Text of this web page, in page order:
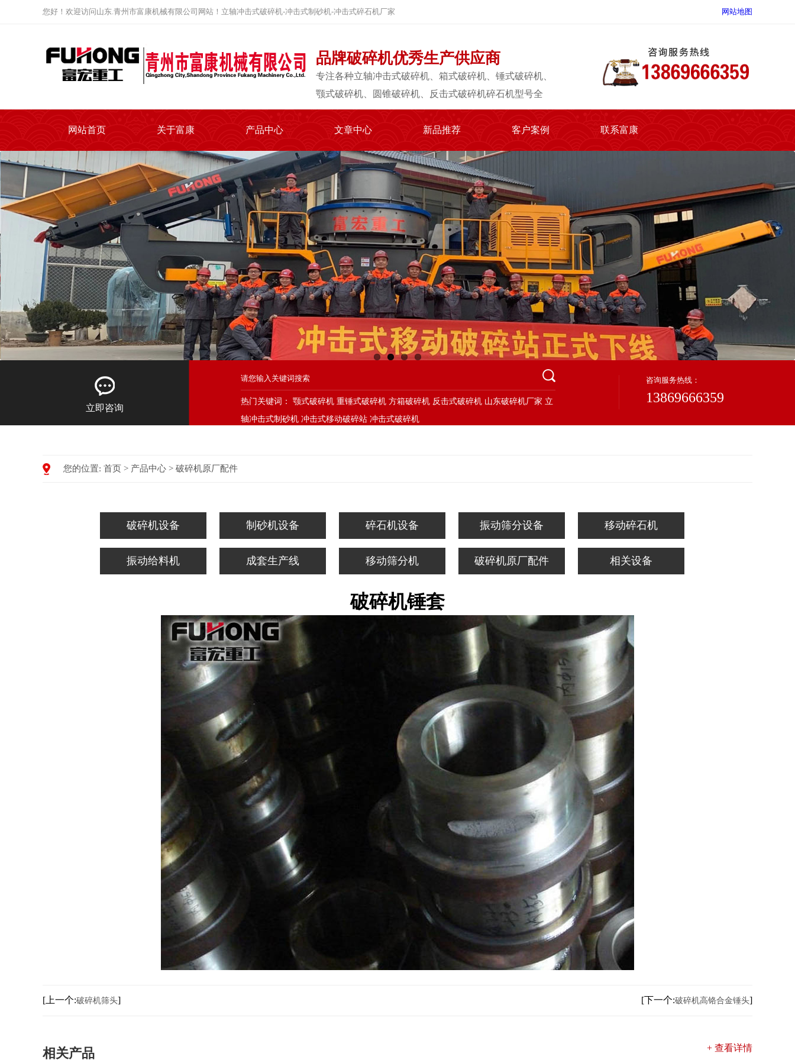
您好！欢迎访问山东.青州市富康机械有限公司网站！立轴冲击式破碎机-冲击式制砂机-冲击式碎石机厂家 网站地图
品牌破碎机优秀生产供应商
专注各种立轴冲击式破碎机、箱式破碎机、锤式破碎机、
颚式破碎机、圆锥破碎机、反击式破碎机碎石机型号全
网站首页 关于富康 产品中心 文章中心 新品推荐 客户案例 联系富康
立即咨询
热门关键词： 颚式破碎机 重锤式破碎机 方箱破碎机 反击式破碎机 山东破碎机厂家 立
轴冲击式制砂机 冲击式移动破碎站 冲击式破碎机
咨询服务热线：
13869666359
您的位置: 首页 > 产品中心 > 破碎机原厂配件
破碎机设备 制砂机设备 碎石机设备 振动筛分设备 移动碎石机
振动给料机 成套生产线 移动筛分机 破碎机原厂配件 相关设备
破碎机锤套
[上一个:破碎机筛头] [下一个:破碎机高铬合金锤头]
+ 查看详情
相关产品